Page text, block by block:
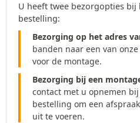
U heeft twee bezorgopties bij
bestelling:
Bezorging op het adres
banden naar een van
voor de montage.
Bezorging bij een
contact met u opnemen
bestelling om een
uit te voeren.